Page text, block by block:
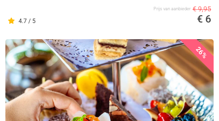
4.7 / 5
Prijs van aanbieder € 9,95
€ 6
26%